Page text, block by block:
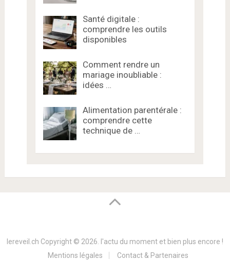
Santé digitale :
comprendre les outils
disponibles
Comment rendre un
mariage inoubliable :
idées …
Alimentation parentérale :
comprendre cette
technique de …
lereveil.ch Copyright © 2026. l'actu du moment et bien plus encore !
Mentions légales
Contact & Partenaires